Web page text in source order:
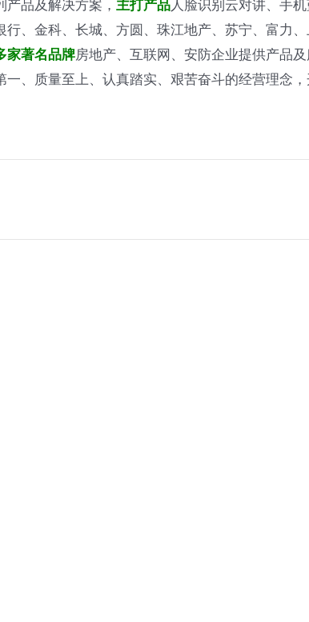
品及解决方案， 主打产品人脸识别云对讲、手
、金科、长城、方圆、珠江地产、苏宁、富力
家著名品牌房地产、互联网、安防企业提供产品
一、质量至上、认真踏实、艰苦奋斗的经营理念